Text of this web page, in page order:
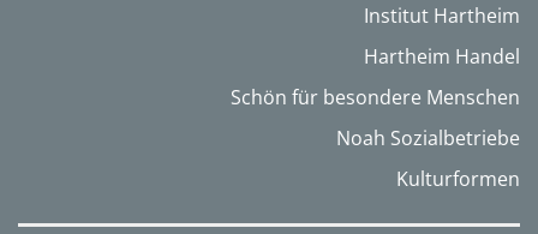
Institut Hartheim
Hartheim Handel
Schön für besondere Menschen
Noah Sozialbetriebe
Kulturformen